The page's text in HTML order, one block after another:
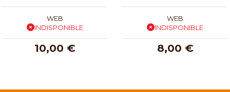
WEB
INDISPONIBLE
10,00 €
WEB
INDISPONIBLE
8,00 €